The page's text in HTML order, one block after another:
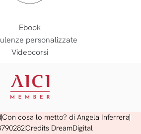
Ebook
personalizzate
Videocorsi
Con cosa lo metto? di Angela Inferrera
Credits DreamDigital